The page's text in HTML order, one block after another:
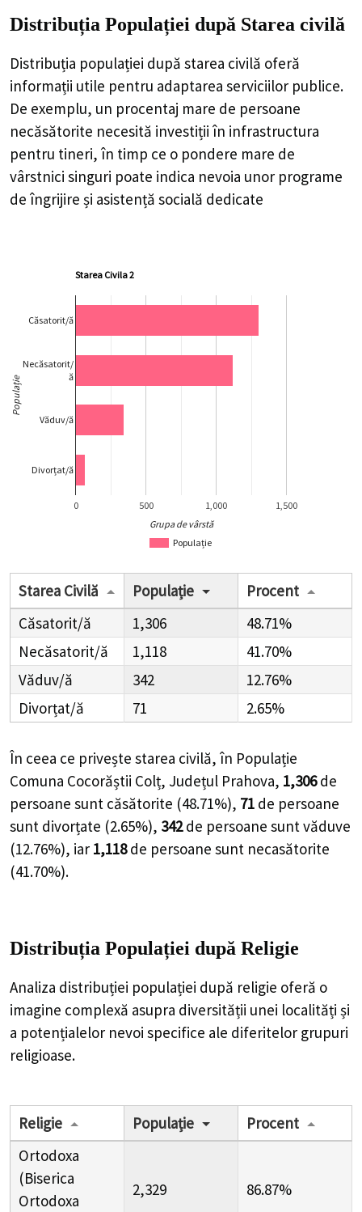
Distribuția Populației după Starea civilă
Distribuția populației după starea civilă oferă
informații utile pentru adaptarea serviciilor publice.
De exemplu, un procentaj mare de persoane
necăsătorite necesită investiții în infrastructura
pentru tineri, în timp ce o pondere mare de
vârstnici singuri poate indica nevoia unor programe
de îngrijire și asistență socială dedicate
Starea Civila 2
Populație
0 500 1,000 1,500
Căsatorit/ă
Necăsatorit/
ă
Văduv/ă
Divorțat/ă
Grupa de vârstă
Populație
Starea Civilă Populație
Procent
Căsatorit/ă
1,306
48.71%
Necăsatorit/ă
1,118
41.70%
Văduv/ă
342
12.76%
Divorțat/ă
71 2.65%
În ceea ce privește starea civilă, în Populație
Comuna Cocorăștii Colț, Județul Prahova, 1,306 de
persoane sunt căsătorite (48.71%), 71 de persoane
sunt divorțate (2.65%), 342 de persoane sunt văduve
(12.76%), iar 1,118 de persoane sunt necasătorite
(41.70%).
Distribuția Populației după Religie
Analiza distribuției populației după religie oferă o
imagine complexă asupra diversității unei localități și
a potențialelor nevoi specifice ale diferitelor grupuri
religioase.
Religie Populație
Procent
Ortodoxa
(Biserica
Ortodoxa
2,329 86.87%